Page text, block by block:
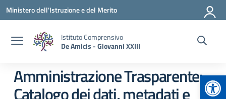
Vai ai contenuti
Vai al menu di navigazione
Vai al footer
Ministero dell'Istruzione e del Merito
Istituto Comprensivo
De Amicis - Giovanni XXIII
Amministrazione Trasparente:
Catalogo dei dati, metadati e